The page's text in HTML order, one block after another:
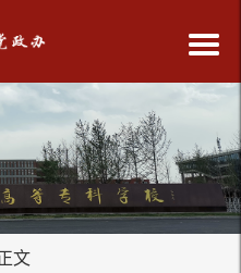
文